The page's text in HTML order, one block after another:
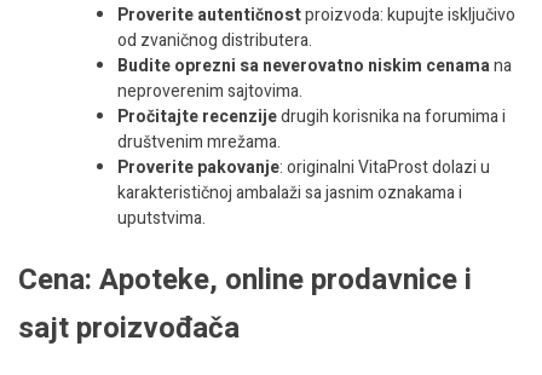
Proverite autentičnostproizvoda: kupujte isključivo
od zvaničnog distributera.
Budite oprezni sa neverovatno niskim cenamana
neproverenim sajtovima.
Pročitajte recenzijedrugih korisnika na forumima i
društvenim mrežama.
Proverite pakovanje: originalni VitaProst dolazi u
karakterističnoj ambalaži sa jasnim oznakama i
uputstvima.
Cena: Apoteke, online prodavnice i
sajt proizvođača